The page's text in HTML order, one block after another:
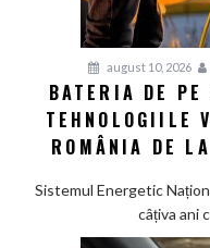
august 10, 2026
BATERIA DE
TEHNOLOGIILE
ROMÂNIA DE
Sistemul Energetic
câțiva ani